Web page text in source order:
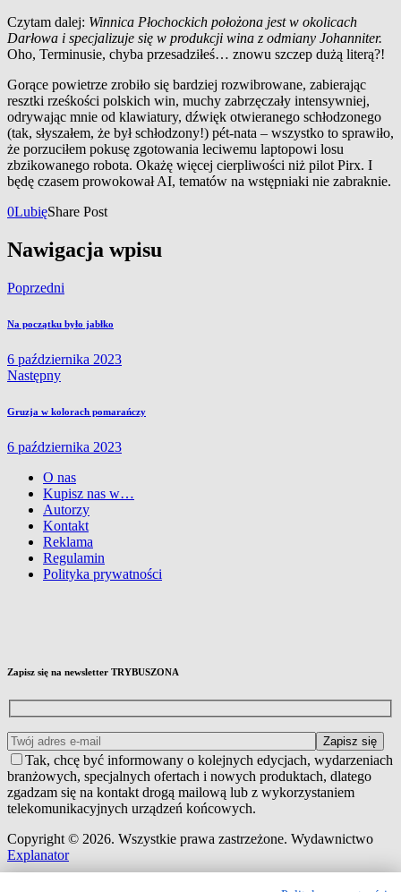
Czytam dalej: Winnica Płochockich położona jest w okolicach
Darłowa i specjalizuje się w produkcji wina z odmiany Johanniter.
Oho, Terminusie, chyba przesadziłeś… znowu szczep dużą literą?!
Gorące powietrze zrobiło się bardziej rozwibrowane, zabierając
resztki rześkości polskich win, muchy zabrzęczały intensywniej,
odrywając mnie od klawiatury, dźwięk otwieranego schłodzonego
(tak, słyszałem, że był schłodzony!) pét-nata – wszystko to sprawiło,
że porzuciłem pokusę zgotowania leciwemu laptopowi losu
zbzikowanego robota. Okażę więcej cierpliwości niż pilot Pirx. I
będę czasem prowokował AI, tematów na wstępniaki nie zabraknie.
0LubięShare Post
Nawigacja wpisu
Poprzedni
Na początku było jabłko
6 października 2023
Następny
Gruzja w kolorach pomarańczy
6 października 2023
O nas
Kupisz nas w…
Autorzy
Kontakt
Reklama
Regulamin
Polityka prywatności
Zapisz się na newsletter TRYBUSZONA
Tak, chcę być informowany o kolejnych edycjach, wydarzeniach
branżowych, specjalnych ofertach i nowych produktach, dlatego
zgadzam się na kontakt drogą mailową lub z wykorzystaniem
telekomunikacyjnych urządzeń końcowych.
Copyright © 2026. Wszystkie prawa zastrzeżone. Wydawnictwo
Explanator